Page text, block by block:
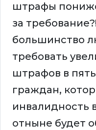
штрафы
за
большинство
требовать
штрафов в
граждан,
инвалидность
отныне будет